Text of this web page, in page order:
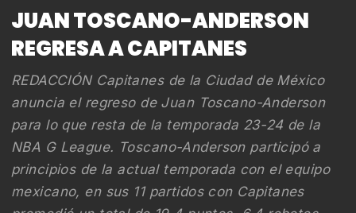
JUAN TOSCANO-ANDERSON
REGRESA A CAPITANES
REDACCIÓN Capitanes de la Ciudad de México
anuncia el regreso de Juan Toscano-Anderson
para lo que resta de la temporada 23-24 de la
NBA G League. Toscano-Anderson participó a
principios de la actual temporada con el equipo
mexicano, en sus 11 partidos con Capitanes